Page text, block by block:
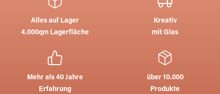
Alles auf Lager
4.000qm Lagerfläche
Kreativ
mit Glas
Mehr als 40 Jahre
Erfahrung
über 10.000
Produkte